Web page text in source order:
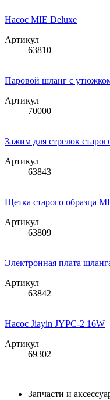
Насос MIE Deluxe
Артикул
63810
Паровой шланг с
Артикул
70000
Зажим для стрелок
Артикул
63843
Щетка старого образца
Артикул
63809
Электронная плата
Артикул
63842
Насос Jiayin JYPC-2 16W
Артикул
69302
Запчасти и